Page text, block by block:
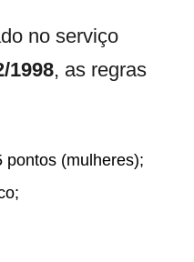
no serviço
1998, as regras
pontos (mulheres);